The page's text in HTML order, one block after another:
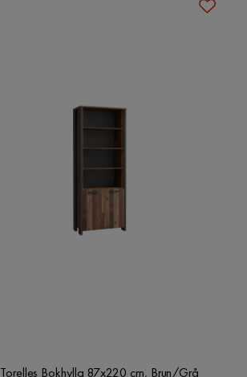
Torelles Bokhylla 87x220 cm, Brun/Grå